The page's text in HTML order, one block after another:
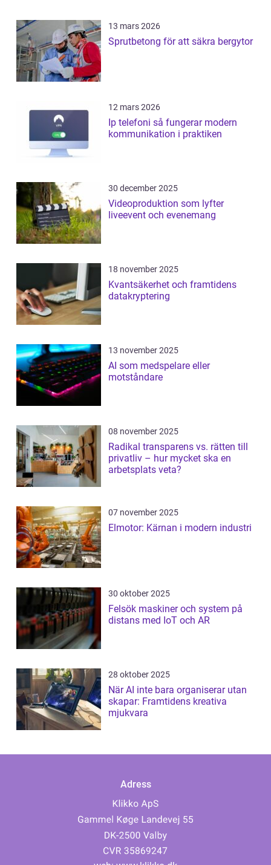
13 mars 2026
Sprutbetong för att säkra bergytor
12 mars 2026
Ip telefoni så fungerar modern
kommunikation i praktiken
30 december 2025
Videoproduktion som lyfter
liveevent och evenemang
18 november 2025
Kvantsäkerhet och framtidens
datakryptering
13 november 2025
AI som medspelare eller
motståndare
08 november 2025
Radikal transparens vs. rätten till
privatliv – hur mycket ska en
arbetsplats veta?
07 november 2025
Elmotor: Kärnan i modern industri
30 oktober 2025
Felsök maskiner och system på
distans med IoT och AR
28 oktober 2025
När AI inte bara organiserar utan
skapar: Framtidens kreativa
mjukvara
Adress